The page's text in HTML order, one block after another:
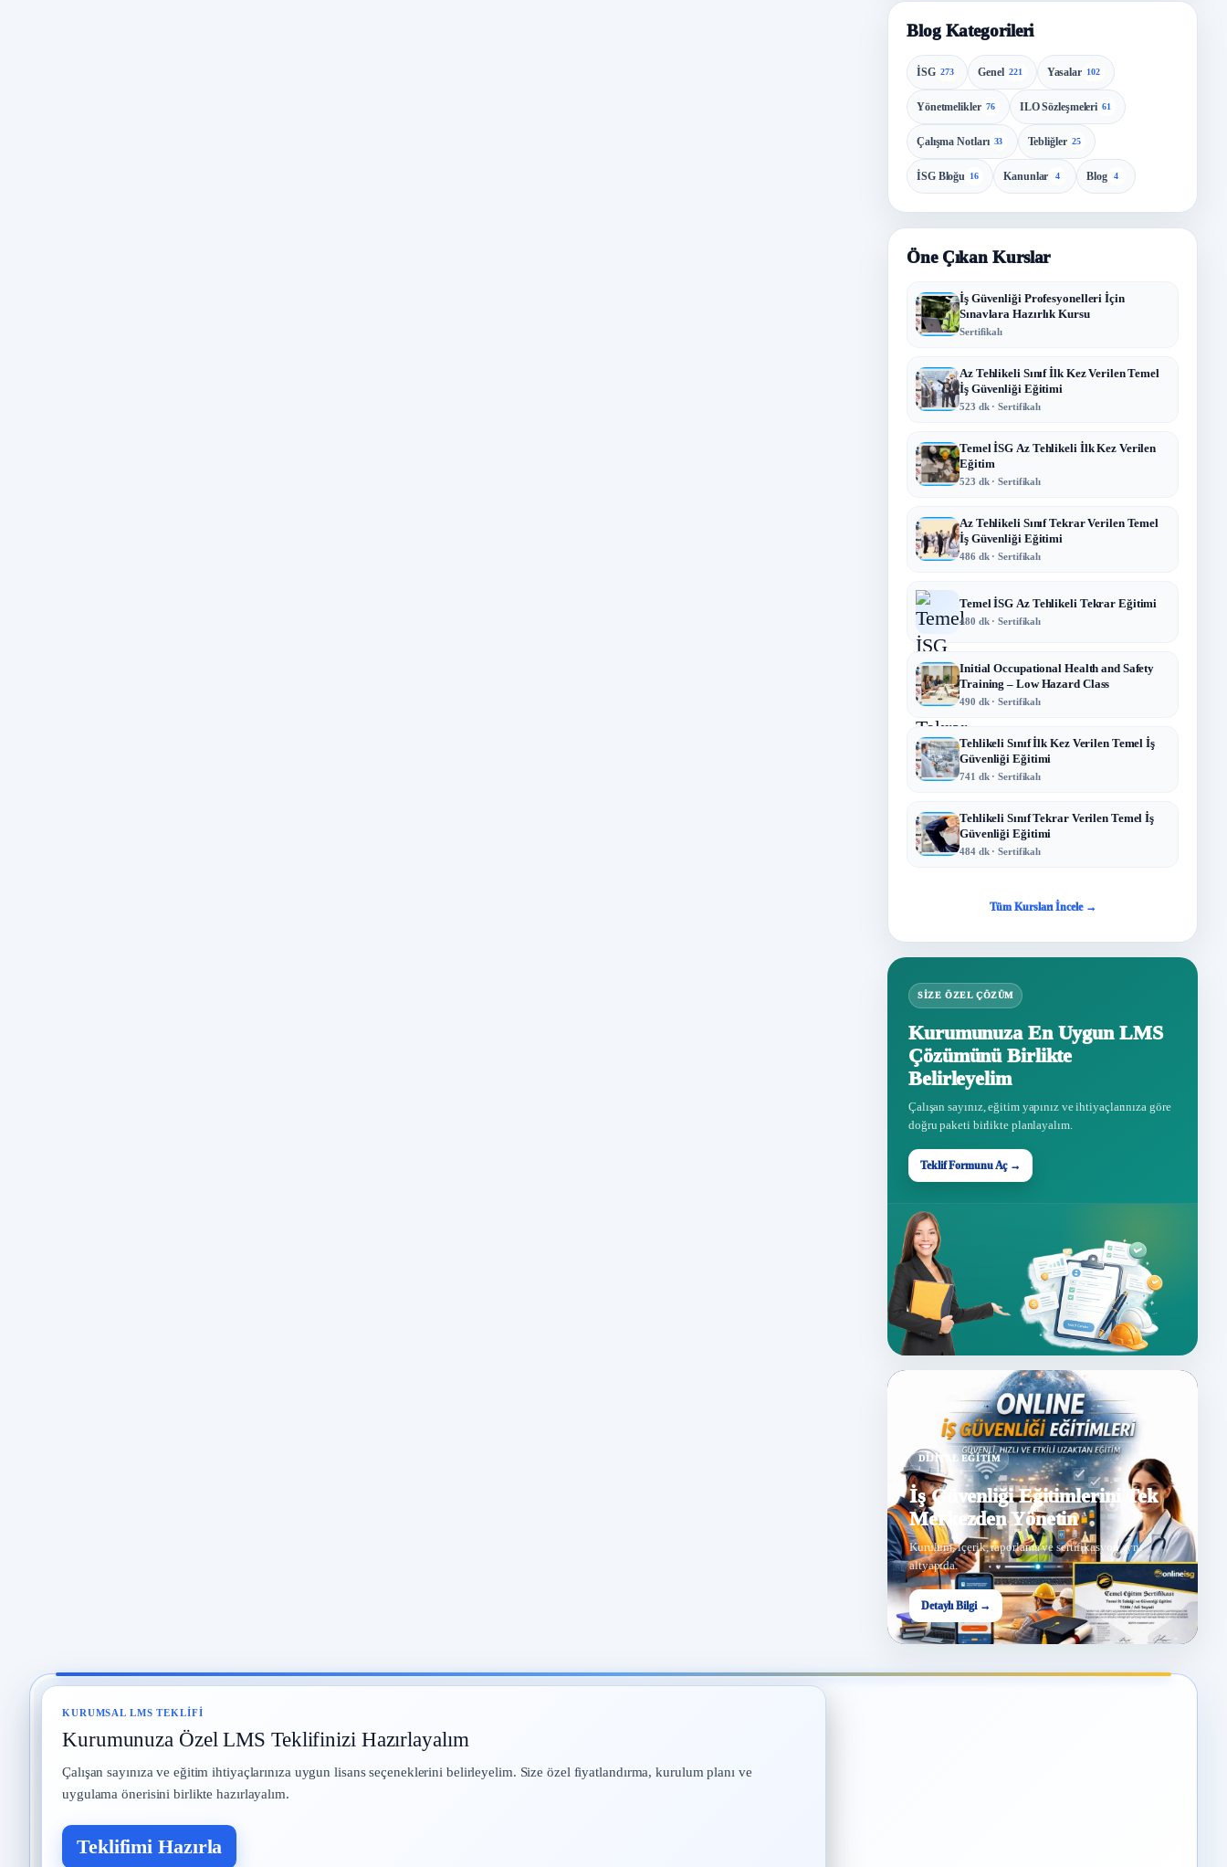
Blog Kategorileri
İSG 273 Genel 221 Yasalar 102
Yönetmelikler 76 ILO Sözleşmeleri 61
Çalışma Notları 33 Tebliğler 25
İSG Bloğu 16 Kanunlar 4 Blog 4
Öne Çıkan Kurslar
İş Güvenliği Profesyonelleri İçin
Sınavlara Hazırlık Kursu
Sertifikalı
Az Tehlikeli Sınıf İlk Kez Verilen Temel
İş Güvenliği Eğitimi
523 dk · Sertifikalı
Temel İSG Az Tehlikeli İlk Kez Verilen
Eğitim
523 dk · Sertifikalı
Az Tehlikeli Sınıf Tekrar Verilen Temel
İş Güvenliği Eğitimi
486 dk · Sertifikalı
Temel İSG Az Tehlikeli Tekrar Eğitimi
480 dk · Sertifikalı
Initial Occupational Health and Safety
Training – Low Hazard Class
490 dk · Sertifikalı
Tehlikeli Sınıf İlk Kez Verilen Temel İş
Güvenliği Eğitimi
741 dk · Sertifikalı
Tehlikeli Sınıf Tekrar Verilen Temel İş
Güvenliği Eğitimi
484 dk · Sertifikalı
Tüm Kursları İncele →
SIZE ÖZEL ÇÖZÜM
Kurumunuza En Uygun LMS
Çözümünü Birlikte
Belirleyelim
Çalışan sayınız, eğitim yapınız ve ihtiyaçlarınıza göre
doğru paketi birlikte planlayalım.
Teklif Formunu Aç →
DIJITAL EĞITIM
İş Güvenliği Eğitimlerini Tek
Merkezden Yönetin
Kurulum, içerik, raporlama ve sertifikasyon aynı
altyapıda.
Detaylı Bilgi →
KURUMSAL LMS TEKLIFI
Kurumunuza Özel LMS Teklifinizi Hazırlayalım
Çalışan sayınıza ve eğitim ihtiyaçlarınıza uygun lisans seçeneklerini belirleyelim. Size özel fiyatlandırma, kurulum planı ve
uygulama önerisini birlikte hazırlayalım.
Teklifimi Hazırla